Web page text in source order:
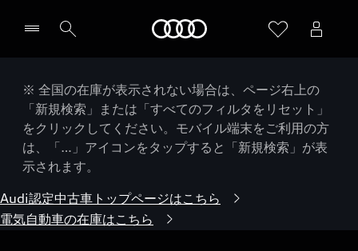
※ 全国の在庫が表示されない場合は、ページ右上の
「新規検索」または「すべてのフィルタをリセット」
をクリックしてください。モバイル端末をご利用の方
は、「…」アイコンをタップすると「新規検索」が表
示されます。
Audi認定中古車トップページはこちら
電気自動車の在庫はこちら